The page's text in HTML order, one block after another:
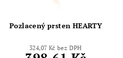
Pozlacený prsten HEARTY
324,07 Kč bez DPH